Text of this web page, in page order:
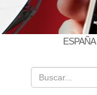
ESPAÑA